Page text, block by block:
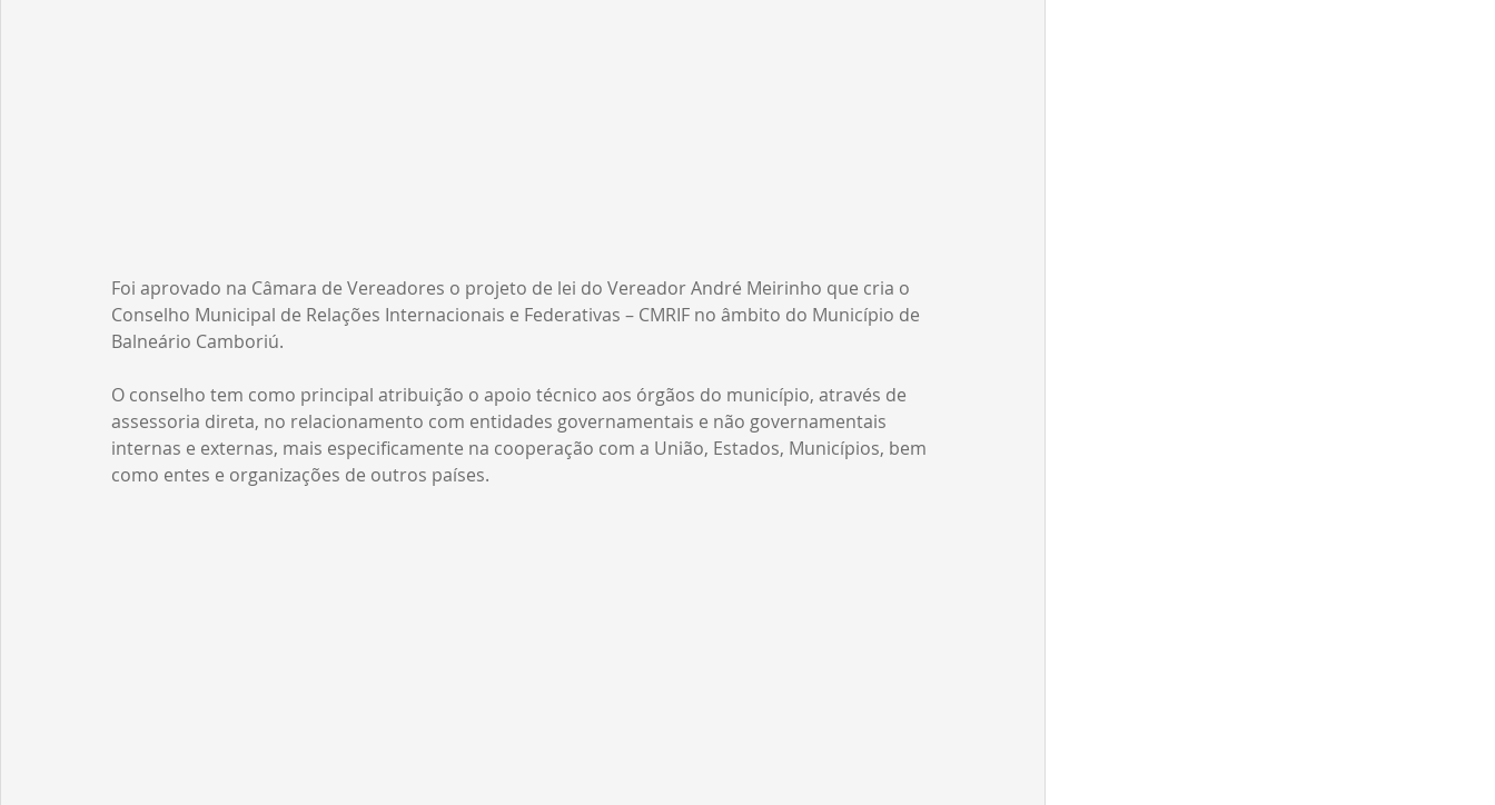
Foi aprovado na Câmara de Vereadores o projeto de lei do Vereador André Meirinho que cria o
Conselho Municipal de Relações Internacionais e Federativas – CMRIF no âmbito do Município de
Balneário Camboriú.
O conselho tem como principal atribuição o apoio técnico aos órgãos do município, através de
assessoria direta, no relacionamento com entidades governamentais e não governamentais
internas e externas, mais especificamente na cooperação com a União, Estados, Municípios, bem
como entes e organizações de outros países.